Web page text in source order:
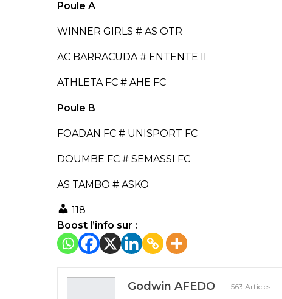
Poule A
WINNER GIRLS # AS OTR
AC BARRACUDA # ENTENTE II
ATHLETA FC # AHE FC
Poule B
FOADAN FC # UNISPORT FC
DOUMBE FC # SEMASSI FC
AS TAMBO # ASKO
118
Boost l’info sur :
Godwin AFEDO
563 Articles